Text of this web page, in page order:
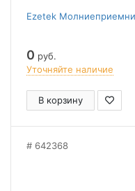
Ezetek
0 руб.
Уточняйте наличие
В корзину
642368